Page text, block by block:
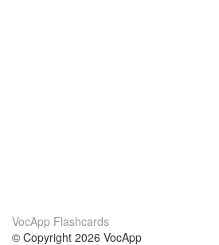
VocApp Flashcards
© Copyright 2026 VocApp